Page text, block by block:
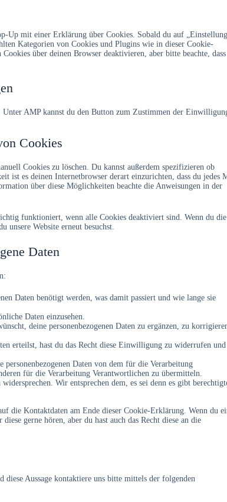
Up mit einer Erklärung über Cookies. Sobald du auf
Kategorien von Cookies und Plugins wie in dieser Cookie-
über deinen Browser deaktivieren, aber bitte beachte, dass
AMP kannst du den Button zum Zustimmen der
Cookies
Cookies zu löschen. Du kannst außerdem spezifizieren ob
ist es deinen Internetbrowser derart einzurichten, dass du jedes
über diese Möglichkeiten beachte die Anweisungen in der
funktioniert, wenn alle Cookies deaktiviert sind. Wenn du die
unsere Website erneut besuchst.
Daten
Daten benötigt werden, was damit passiert und wie lange sie
Daten einzusehen.
deine personenbezogenen Daten zu ergänzen, zu
erteilst, hast du das Recht diese Einwilligung zu widerrufen und
Daten von dem für die Verarbeitung
für die Verarbeitung Verantwortlichen zu übermitteln.
Wir entsprechen dem, es sei denn es gibt
die Kontaktdaten am Ende dieser Cookie-Erklärung. Wenn du
gerne hören, aber du hast auch das Recht diese an die
Aussage kontaktiere uns bitte mittels der folgenden